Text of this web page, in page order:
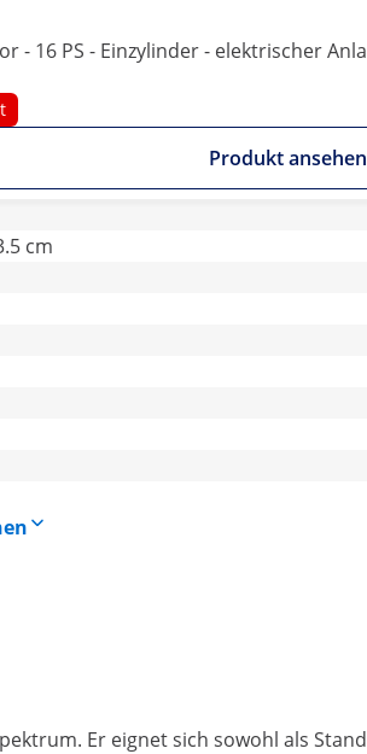
- 16 PS - Einzylinder - elektrischer
Produkt ansehen
cm
Er eignet sich sowohl als